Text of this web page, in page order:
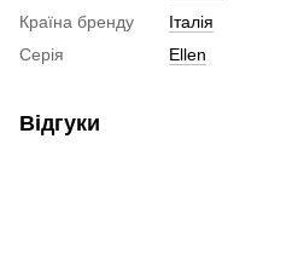
Країна бренду
Італія
Серія
Ellen
Відгуки